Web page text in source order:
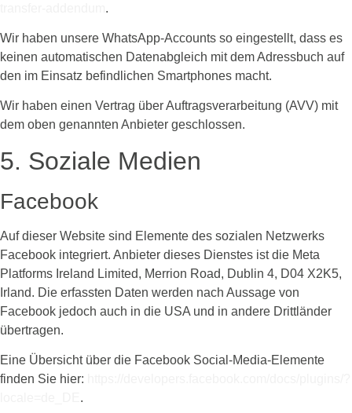
.
Wir haben unsere WhatsApp-Accounts so eingestellt, dass es
keinen automatischen Datenabgleich mit dem Adressbuch auf
den im Einsatz befindlichen Smartphones macht.
Wir haben einen Vertrag über Auftragsverarbeitung (AVV) mit
dem oben genannten Anbieter geschlossen.
5. Soziale Medien
Facebook
Auf dieser Website sind Elemente des sozialen Netzwerks
Facebook integriert. Anbieter dieses Dienstes ist die Meta
Platforms Ireland Limited, Merrion Road, Dublin 4, D04 X2K5,
Irland. Die erfassten Daten werden nach Aussage von
Facebook jedoch auch in die USA und in andere Drittländer
übertragen.
Eine Übersicht über die Facebook Social-Media-Elemente
finden Sie hier:
.